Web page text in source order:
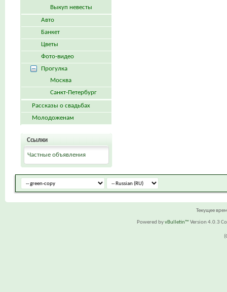
Выкуп невесты
Авто
Банкет
Цветы
Фото-видео
Прогулка
Москва
Санкт-Петербург
Рассказы о свадьбах
Молодоженам
Ссылки
Частные объявления
Текущее
Powered byvBulletin™ Version 4.0.3